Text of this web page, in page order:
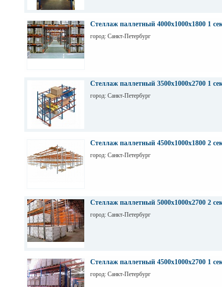
Стеллаж паллетный 4000х1000х1800 1
город: Санкт-Петербург
Стеллаж паллетный 3500х1000х2700 1
город: Санкт-Петербург
Стеллаж паллетный 4500х1000х1800 2
город: Санкт-Петербург
Стеллаж паллетный 5000х1000х2700 2
город: Санкт-Петербург
Стеллаж паллетный 4500х1000х2700 1
город: Санкт-Петербург